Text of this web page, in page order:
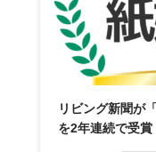
リビング新聞が
を2年連続で受賞